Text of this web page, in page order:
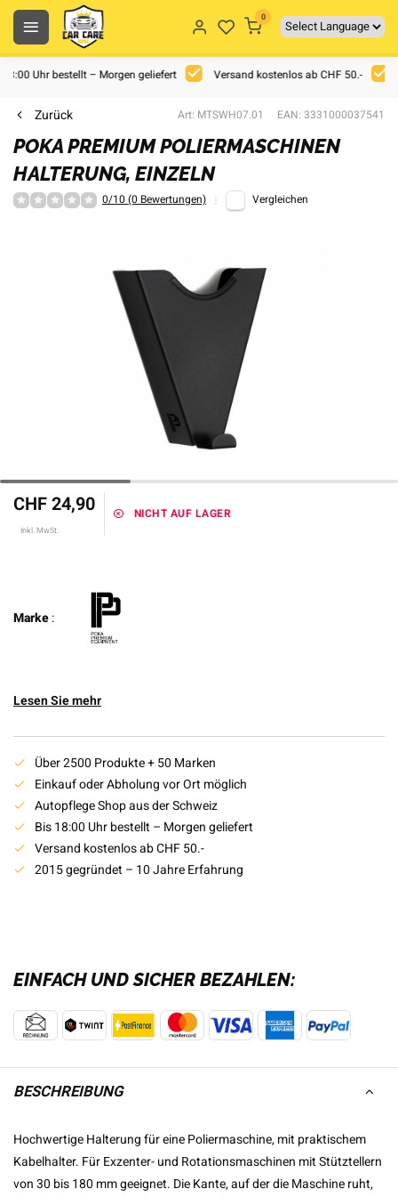
0
Uhr bestellt – Morgen geliefert Versand kostenlos ab CHF 50.-
Zurück Art: MTSWH07.01 EAN: 3331000037541
POKA PREMIUM POLIERMASCHINEN
HALTERUNG, EINZELN
0/10 (0 Bewertungen) Vergleichen
CHF 24,90
Inkl. MwSt.
NICHT AUF LAGER
Marke:
Lesen Sie mehr
Über 2500 Produkte + 50 Marken
Einkauf oder Abholung vor Ort möglich
Autopflege Shop aus der Schweiz
Bis 18:00 Uhr bestellt – Morgen geliefert
Versand kostenlos ab CHF 50.-
2015 gegründet – 10 Jahre Erfahrung
EINFACH UND SICHER BEZAHLEN:
BESCHREIBUNG
Hochwertige Halterung für eine Poliermaschine, mit praktischem
Kabelhalter. Für Exzenter- und Rotationsmaschinen mit Stütztellern
von 30 bis 180 mm geeignet. Die Kante, auf der die Maschine ruht,